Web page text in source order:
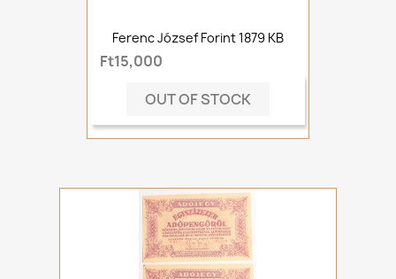
Ferenc József Forint 1879 KB
Ft15,000
OUT OF STOCK